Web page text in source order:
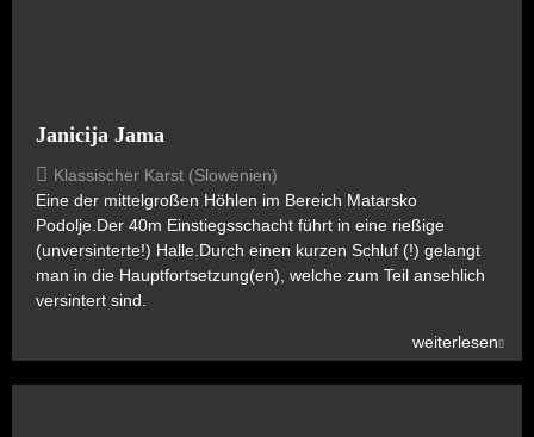
Janicija Jama
Klassischer Karst (Slowenien)
Eine der mittelgroßen Höhlen im Bereich Matarsko
Podolje.Der 40m Einstiegsschacht führt in eine rießige
(unversinterte!) Halle.Durch einen kurzen Schluf (!) gelangt
man in die Hauptfortsetzung(en), welche zum Teil ansehlich
versintert sind.
weiterlesen